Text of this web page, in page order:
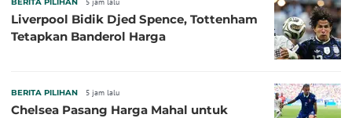
Liverpool Bidik Djed Spence, Tottenham
Tetapkan Banderol Harga
BERITA PILIHAN 5 jam lalu
Chelsea Pasang Harga Mahal untuk